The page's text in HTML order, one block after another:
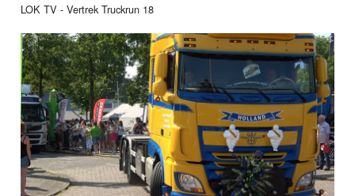
LOK TV - Vertrek Truckrun 18